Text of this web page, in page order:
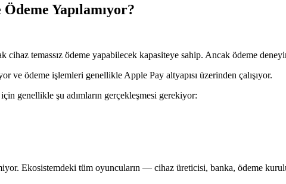
Yapılamıyor?
temassız ödeme yapabilecek kapasiteye sahip. Ancak ödeme
ödeme işlemleri genellikle Apple Pay altyapısı üzerinden çalışıyor.
genellikle şu adımların gerçekleşmesi gerekiyor:
Ekosistemdeki tüm oyuncuların — cihaz üreticisi, banka, ödeme